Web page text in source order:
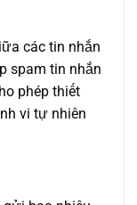
các tin nhắn
spam tin nhắn
phép thiết
vi tự nhiên